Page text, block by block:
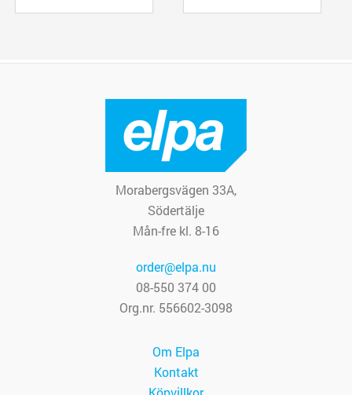
Morabergsvägen 33A,
Södertälje
Mån-fre kl. 8-16
order@elpa.nu
08-550 374 00
Org.nr. 556602-3098
Om Elpa
Kontakt